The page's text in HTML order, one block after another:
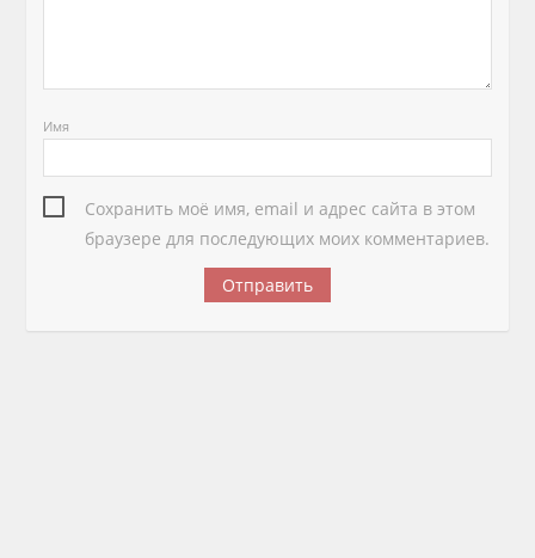
Имя
Сохранить моё имя, email и адрес сайта в этом
браузере для последующих моих комментариев.